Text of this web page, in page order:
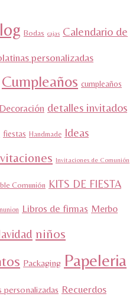
Bodas cajas Calendario de
personalizadas
Cumpleaños cumpleaños
Decoración detalles invitados
fiestas Handmade Ideas
Invitaciones de Comunión
Comunión KITS DE FIESTA
Libros de firmas Merbo
niños
Packaging Papeleria
personalizadas Recuerdos